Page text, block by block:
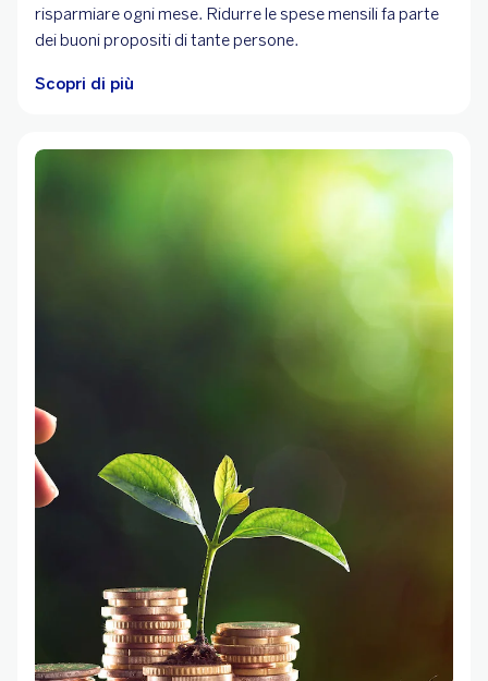
risparmiare ogni mese. Ridurre le spese mensili fa parte
dei buoni propositi di tante persone.
Scopri di più